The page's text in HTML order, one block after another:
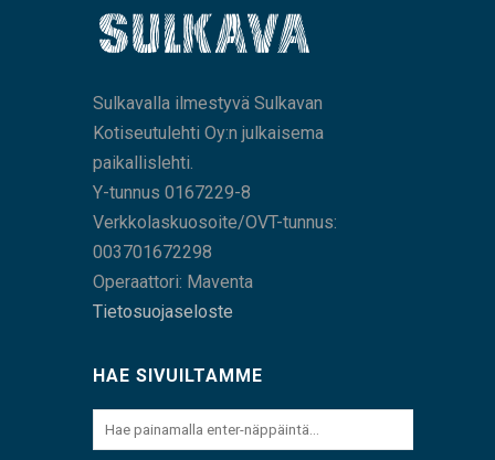
Sulkavalla ilmestyvä Sulkavan
Kotiseutulehti Oy:n julkaisema
paikallislehti.
Y-tunnus 0167229-8
Verkkolaskuosoite/OVT-tunnus:
003701672298
Operaattori: Maventa
Tietosuojaseloste
HAE SIVUILTAMME